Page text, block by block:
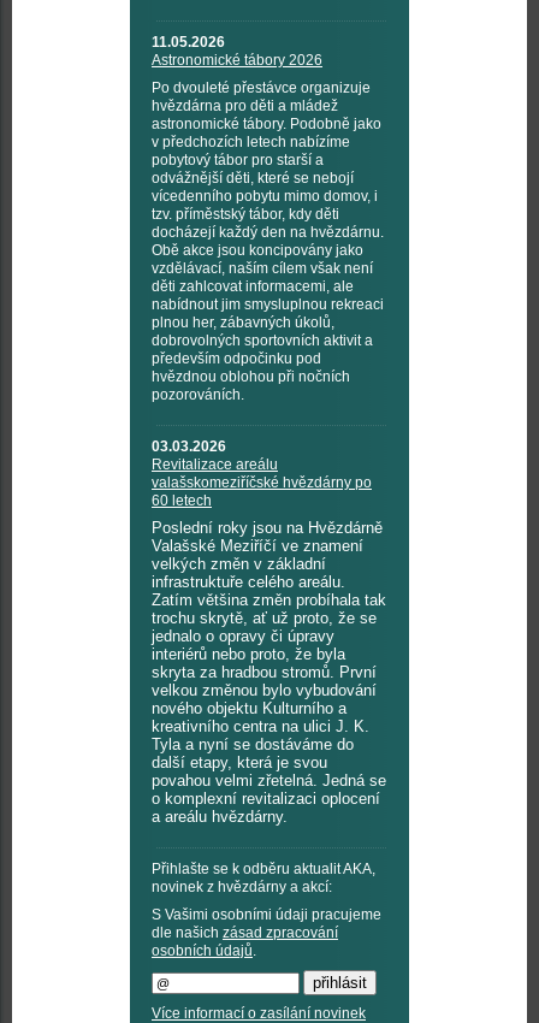
11.05.2026
Astronomické tábory 2026
Po dvouleté přestávce organizuje
hvězdárna pro děti a mládež
astronomické tábory. Podobně jako
v předchozích letech nabízíme
pobytový tábor pro starší a
odvážnější děti, které se nebojí
vícedenního pobytu mimo domov, i
tzv. příměstský tábor, kdy děti
docházejí každý den na hvězdárnu.
Obě akce jsou koncipovány jako
vzdělávací, naším cílem však není
děti zahlcovat informacemi, ale
nabídnout jim smysluplnou rekreaci
plnou her, zábavných úkolů,
dobrovolných sportovních aktivit a
především odpočinku pod
hvězdnou oblohou při nočních
pozorováních.
03.03.2026
Revitalizace areálu
valašskomeziříčské hvězdárny po
60 letech
Poslední roky jsou na Hvězdárně
Valašské Meziříčí ve znamení
velkých změn v základní
infrastruktuře celého areálu.
Zatím většina změn probíhala tak
trochu skrytě, ať už proto, že se
jednalo o opravy či úpravy
interiérů nebo proto, že byla
skryta za hradbou stromů. První
velkou změnou bylo vybudování
nového objektu Kulturního a
kreativního centra na ulici J. K.
Tyla a nyní se dostáváme do
další etapy, která je svou
povahou velmi zřetelná. Jedná se
o komplexní revitalizaci oplocení
a areálu hvězdárny.
Přihlašte se k odběru aktualit AKA,
novinek z hvězdárny a akcí:
S Vašimi osobními údaji pracujeme
dle našich zásad zpracování
osobních údajů.
Více informací o zasílání novinek